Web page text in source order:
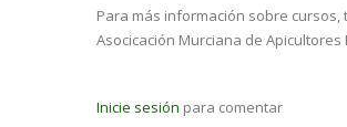
Para más información sobre
Asocicación Murciana de Apicultores
Inicie sesión para comentar